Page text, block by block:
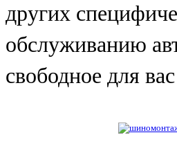
других
обслуживанию
свободное для